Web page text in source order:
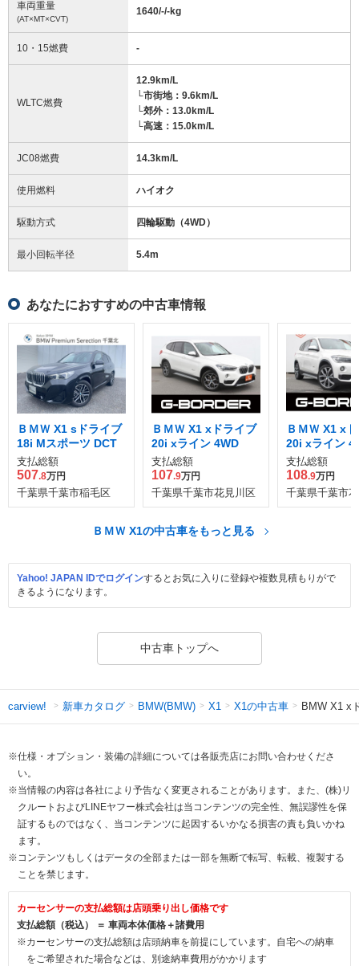
車両重量
(AT×MT×CVT)
1640/-/-kg
10・15燃費 -
WLTC燃費
12.9km/L
└市街地：9.6km/L
└郊外：13.0km/L
└高速：15.0km/L
JC08燃費 14.3km/L
使用燃料 ハイオク
駆動方式 四輪駆動（4WD）
最小回転半径 5.4m
あなたにおすすめの中古車情報
ＢＭＷ X1 sドライブ
18i Mスポーツ DCT
支払総額
507.8万円
千葉県千葉市稲毛区
ＢＭＷ X1 xドライブ
20i xライン 4WD
支払総額
107.9万円
千葉県千葉市花見川区
ＢＭＷ X1 x
20i xライン
支払総額
108.9万円
千葉県千葉市
ＢＭＷ X1の中古車をもっと見る
Yahoo! JAPAN IDでログインするとお気に入りに登録や複数見積もりがで
きるようになります。
中古車トップへ
carview! 新車カタログ BMW(BMW) X1 X1の中古車 BMW X1 x
※仕様・オプション・装備の詳細については各販売店にお問い合わせくださ
い。
※当情報の内容は各社により予告なく変更されることがあります。また、(株)リ
クルートおよびLINEヤフー株式会社は当コンテンツの完全性、無誤謬性を保
証するものではなく、当コンテンツに起因するいかなる損害の責も負いかね
ます。
※コンテンツもしくはデータの全部または一部を無断で転写、転載、複製する
ことを禁じます。
カーセンサーの支払総額は店頭乗り出し価格です
支払総額（税込） ＝ 車両本体価格＋諸費用
※カーセンサーの支払総額は店頭納車を前提にしています。自宅への納車
をご希望された場合などは、別途納車費用がかかります